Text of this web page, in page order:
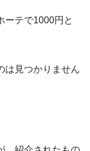
ーテで1000円と
は見つかりません